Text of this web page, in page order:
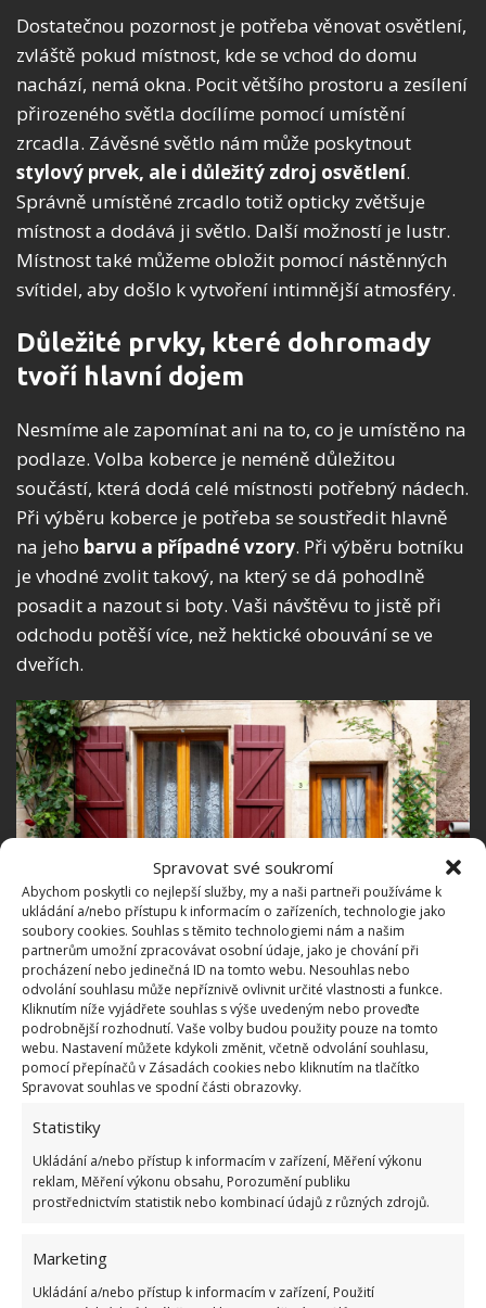
Spravovat své soukromí
Abychom poskytli co nejlepší služby, my a naši partneři používáme k
ukládání a/nebo přístupu k informacím o zařízeních, technologie jako
soubory cookies. Souhlas s těmito technologiemi nám a našim
partnerům umožní zpracovávat osobní údaje, jako je chování při
procházení nebo jedinečná ID na tomto webu. Nesouhlas nebo
odvolání souhlasu může nepříznivě ovlivnit určité vlastnosti a funkce.
Kliknutím níže vyjádřete souhlas s výše uvedeným nebo proveďte
podrobnější rozhodnutí. Vaše volby budou použity pouze na tomto
webu. Nastavení můžete kdykoli změnit, včetně odvolání souhlasu,
pomocí přepínačů v Zásadách cookies nebo kliknutím na tlačítko
Spravovat souhlas ve spodní části obrazovky.
Statistiky
Ukládání a/nebo přístup k informacím v zařízení, Měření výkonu
reklam, Měření výkonu obsahu, Porozumění publiku
prostřednictvím statistik nebo kombinací údajů z různých zdrojů.
Marketing
Ukládání a/nebo přístup k informacím v zařízení, Použití
Dostatečnou pozornost je potřeba věnovat osvětlení,
zvláště pokud místnost, kde se vchod do domu
nachází, nemá okna. Pocit většího prostoru a zesílení
přirozeného světla docílíme pomocí umístění
zrcadla. Závěsné světlo nám může poskytnout
stylový prvek, ale i důležitý zdroj osvětlení.
Správně umístěné zrcadlo totiž opticky zvětšuje
místnost a dodává ji světlo. Další možností je lustr.
Místnost také můžeme obložit pomocí nástěnných
svítidel, aby došlo k vytvoření intimnější atmosféry.
Důležité prvky, které dohromady
tvoří hlavní dojem
Nesmíme ale zapomínat ani na to, co je umístěno na
podlaze. Volba koberce je neméně důležitou
součástí, která dodá celé místnosti potřebný nádech.
Při výběru koberce je potřeba se soustředit hlavně
na jeho barvu a případné vzory. Při výběru botníku
je vhodné zvolit takový, na který se dá pohodlně
posadit a nazout si boty. Vaši návštěvu to jistě při
odchodu potěší více, než hektické obouvání se ve
dveřích.
Fotografie: Unsplash
První věc, co každý příchozí udělá, je sundání obuvi
a kabátu. Při rozvržení místnosti je potřeba toto vzít
v potaz a věšák na oblečení a prostor na boty umístit
strategicky a prakticky. Háčky lze zvolit ve vhodném
dekorativním stylu, aby námkromě funkce
praktické plnily i funkci estetickou. Pro zútulnění
chodby se výborně hodí malba krajiny nebo Vašeho
oblíbeného zvířete. Ideálním místem je proti dveřím,